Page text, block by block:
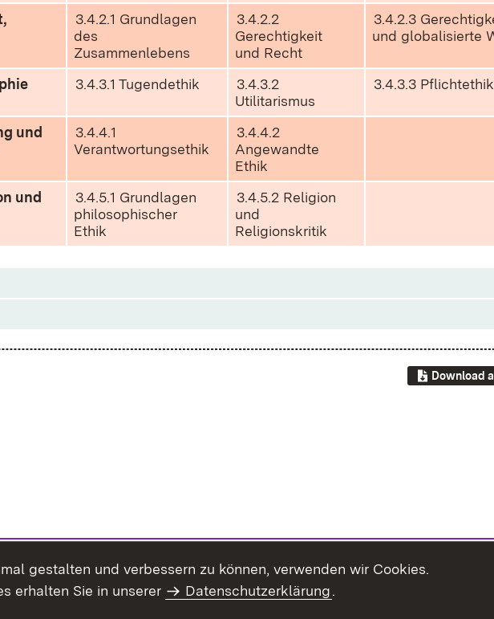
3.4.2.1 Grundlagen
des
Zusammenlebens
3.4.2.2
Gerechtigkeit
und Recht
3.4.2.3
und globalisierte
3.4.3.1 Tugendethik
3.4.3.2
Utilitarismus
3.4.3.3 Pflichtethik
und
3.4.4.1
Verantwortungsethik
3.4.4.2
Angewandte
Ethik
und
3.4.5.1 Grundlagen
philosophischer
Ethik
3.4.5.2 Religion
und
Religionskritik
Download
gestalten und verbessern zu können, verwenden wir Cookies.
erhalten Sie in unserer
Datenschutzerklärung.